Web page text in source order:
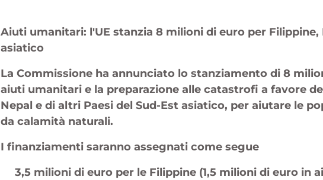
Aiuti umanitari: l'UE stanzia 8 milioni di euro per Filippine,
asiatico
La Commissione ha annunciato lo stanziamento di 8
aiuti umanitari e la preparazione alle catastrofi a favore
Nepal e di altri Paesi del Sud-Est asiatico, per aiutare le
da calamità naturali.
I finanziamenti saranno assegnati come segue
3,5 milioni di euro per le Filippine (1,5 milioni di euro in